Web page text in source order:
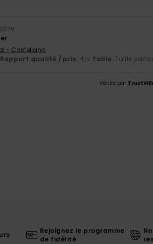
- Castellano
Rapport qualité / prix: 4/5 Taille: Taille
Vérifié par
Rejoignez le programme
de fidélité